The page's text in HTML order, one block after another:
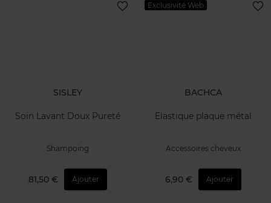
SISLEY
Soin Lavant Doux Pureté
Shampoing
81,50 € Ajouter
Exclusivité Web
BACHCA
Elastique plaque métal
Accessoires cheveux
6,90 € Ajouter